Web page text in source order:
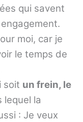
qui savent
moi, car je
le temps de
soit un frein, le
la
: Je veux